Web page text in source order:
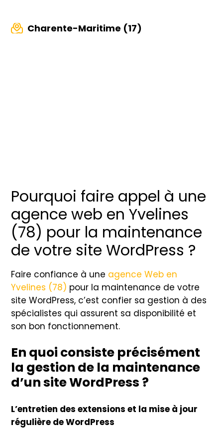
Charente-Maritime (17)
Pourquoi faire appel à une
agence web en Yvelines
(78) pour la maintenance
de votre site WordPress ?
Faire confiance à une agence Web en
Yvelines (78) pour la maintenance de votre
site WordPress, c’est confier sa gestion à des
spécialistes qui assurent sa disponibilité et
son bon fonctionnement.
En quoi consiste précisément
la gestion de la maintenance
d’un site WordPress ?
L’entretien des extensions et la mise à jour
régulière de WordPress